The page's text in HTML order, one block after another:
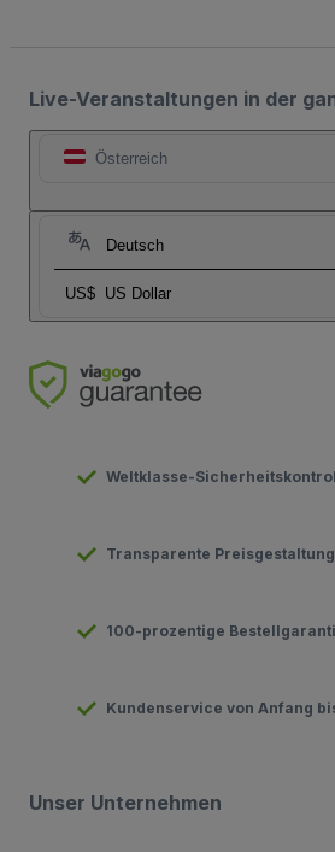
Live-Veranstaltungen in der
Österreich
Deutsch
US$ US Dollar
Weltklasse-
Transparente Preisgestaltung
100-prozentige
Kundenservice von Anfang
Unser Unternehmen